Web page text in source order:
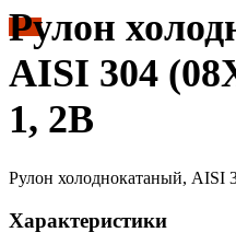
Рулон
AISI 304
1, 2B
Рулон холоднокатаный, AISI
Характеристики